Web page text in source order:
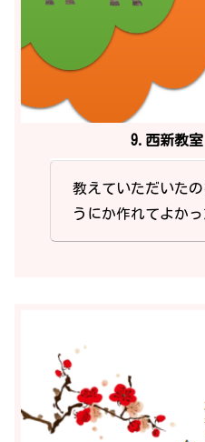
9.西新教
教えていただいた
うにか作れてよかっ